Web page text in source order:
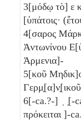
3[μόδῳ τὸ] ε
[ὑπάτοις·
4[σαρος
Ἀντωνίνου
Ἀρμενια]-
5[κοῦ
6[-ca.?-] ̣ ̣[-
πρόκειται